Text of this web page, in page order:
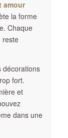
amour
la forme
Chaque
reste
décorations
fort.
et
dans une